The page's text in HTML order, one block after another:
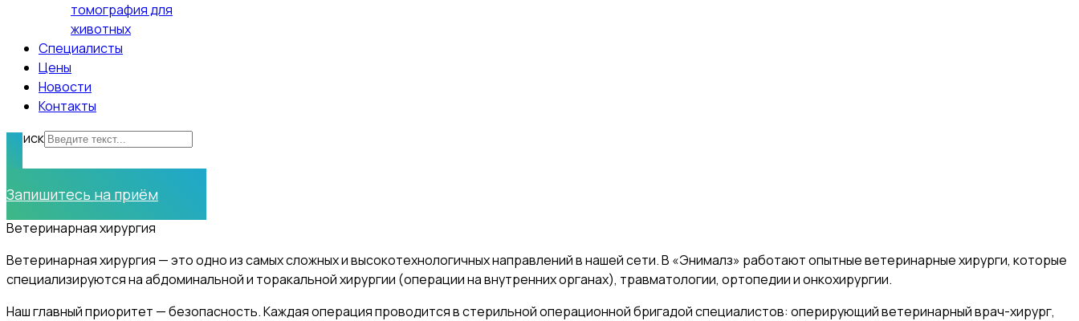
томография для
животных
Специалисты
Цены
Новости
Контакты
Поиск
Запишитесь на приём
Ветеринарная хирургия
Ветеринарная хирургия — это одно из самых сложных и высокотехнологичных направлений в нашей сети. В «Энималз» работают опытные ветеринарные хирурги, которые
специализируются на абдоминальной и торакальной хирургии (операции на внутренних органах), травматологии, ортопедии и онкохирургии.
Наш главный приоритет — безопасность. Каждая операция проводится в стерильной операционной бригадой специалистов: оперирующий ветеринарный врач-хирург,